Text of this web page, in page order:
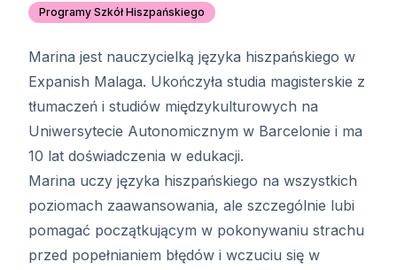
Programy Szkół Hiszpańskiego
Marina jest nauczycielką języka hiszpańskiego w
Expanish Malaga. Ukończyła studia magisterskie z
tłumaczeń i studiów międzykulturowych na
Uniwersytecie Autonomicznym w Barcelonie i ma
10 lat doświadczenia w edukacji.
Marina uczy języka hiszpańskiego na wszystkich
poziomach zaawansowania, ale szczególnie lubi
pomagać początkującym w pokonywaniu strachu
przed popełnianiem błędów i wczuciu się w